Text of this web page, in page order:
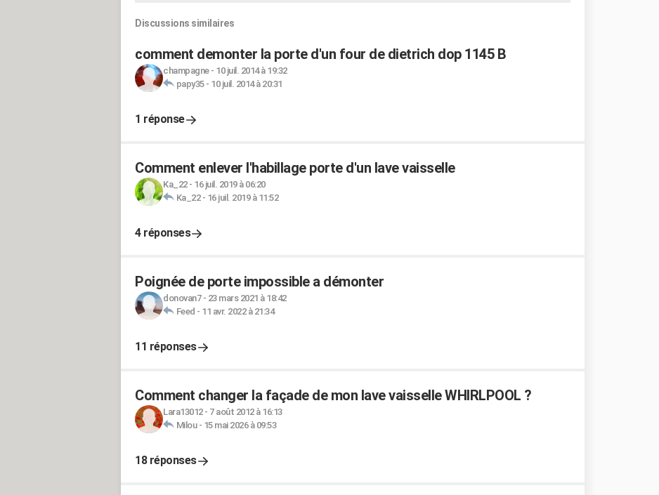
Discussions similaires
comment demonter la porte d'un four de dietrich dop 1145 B
champagne- 10 juil. 2014 à 19:32
papy35- 10 juil. 2014 à 20:31
1 réponse
Comment enlever l'habillage porte d'un lave vaisselle
Ka_22- 16 juil. 2019 à 06:20
Ka_22- 16 juil. 2019 à 11:52
4 réponses
Poignée de porte impossible a démonter
donovan7- 23 mars 2021 à 18:42
Feed - 11 avr. 2022 à 21:34
11 réponses
Comment changer la façade de mon lave vaisselle WHIRLPOOL ?
Lara13012- 7 août 2012 à 16:13
Milou- 15 mai 2026 à 09:53
18 réponses